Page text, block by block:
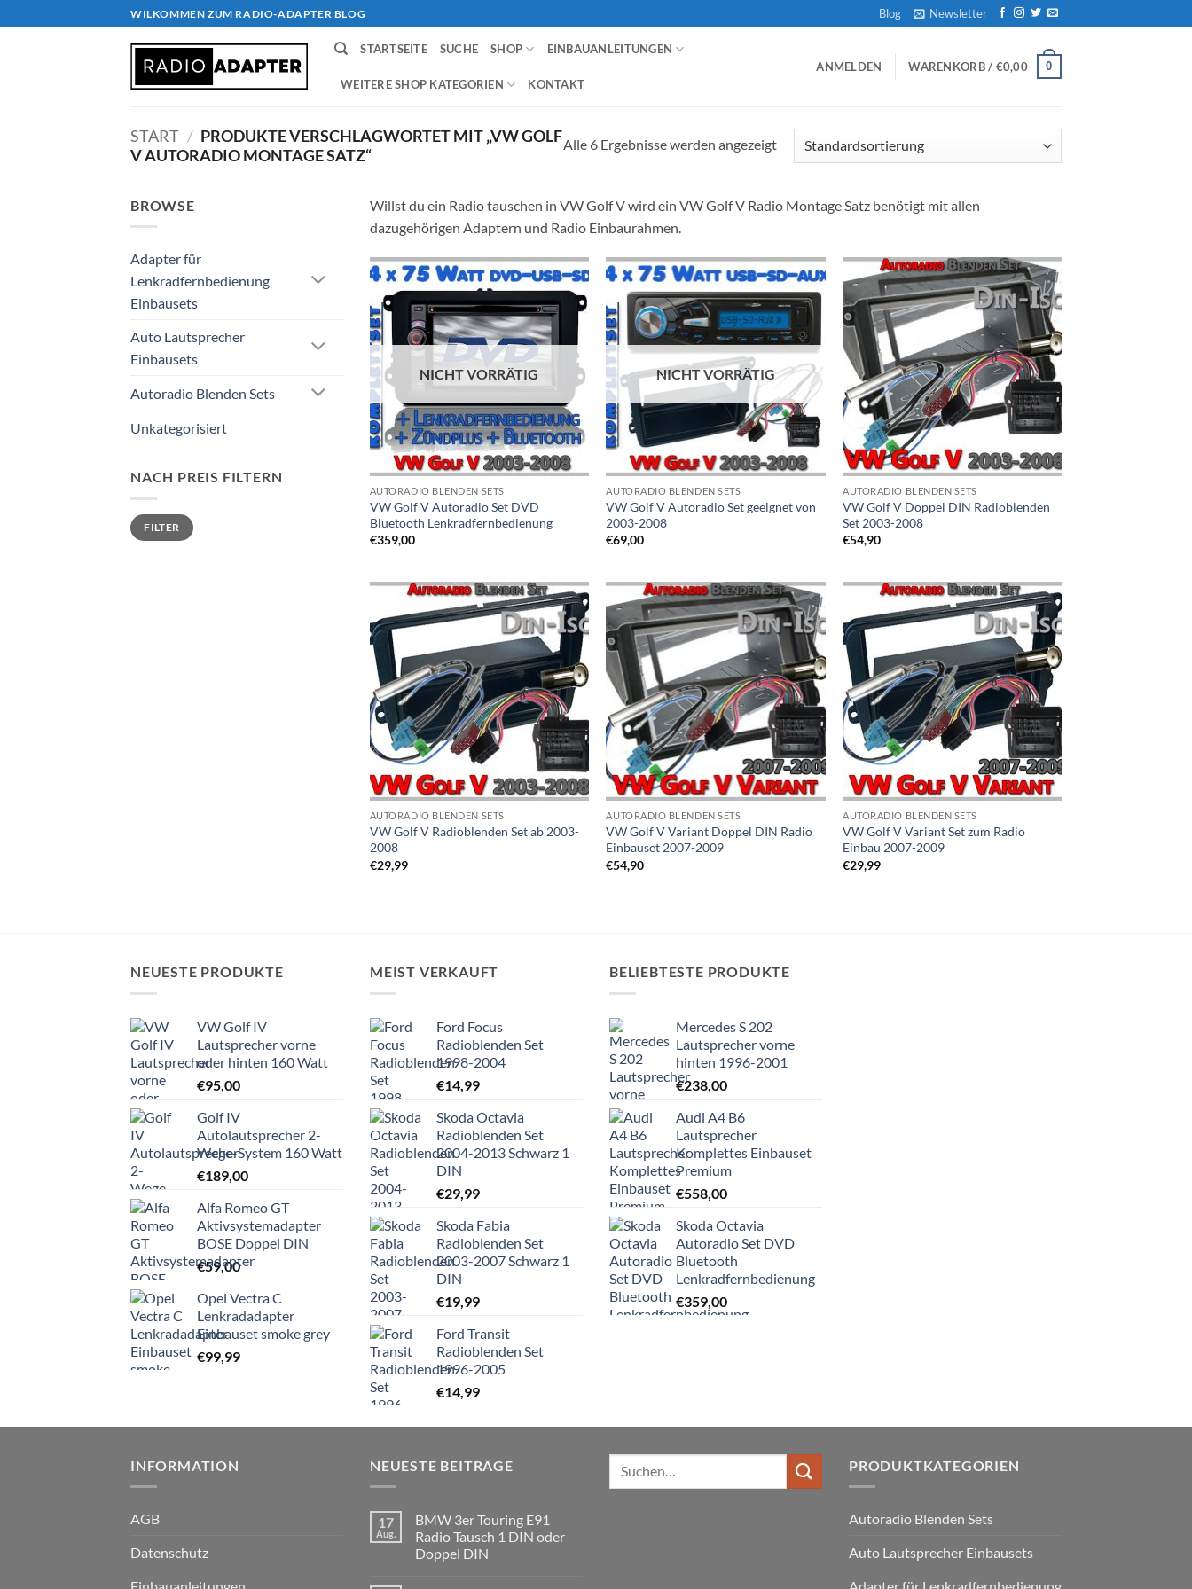
Inhalt
WILKOMMEN ZUM RADIO-ADAPTER BLOG Blog Newsletter
STARTSEITE SUCHE SHOP EINBAUANLEITUNGEN
WEITERE SHOP KATEGORIEN KONTAKT
ANMELDEN WARENKORB / €0,00 0
START / PRODUKTE VERSCHLAGWORTET MIT „VW GOLF
V AUTORADIO MONTAGE SATZ“
Alle 6 Ergebnisse werden angezeigt
BROWSE
Adapter für
Lenkradfernbedienung
Einbausets
Auto Lautsprecher
Einbausets
Autoradio Blenden Sets
Unkategorisiert
NACH PREIS FILTERN
Min.
Preis
Max.
PreisFILTER
Willst du ein Radio tauschen in VW Golf V wird ein VW Golf V Radio Montage Satz benötigt mit allen
dazugehörigen Adaptern und Radio Einbaurahmen.
Zu
Wunschliste
hinzufügen
NICHT VORRÄTIG
AUTORADIO BLENDEN SETS
VW Golf V Autoradio Set DVD
Bluetooth Lenkradfernbedienung
€359,00
Zu
Wunschliste
hinzufügen
NICHT VORRÄTIG
AUTORADIO BLENDEN SETS
VW Golf V Autoradio Set geeignet von
2003-2008
€69,00
Zu
Wunschliste
hinzufügen
AUTORADIO BLENDEN SETS
VW Golf V Doppel DIN Radioblenden
Set 2003-2008
€54,90
Zu
Wunschliste
hinzufügen
AUTORADIO BLENDEN SETS
VW Golf V Radioblenden Set ab 2003-
2008
€29,99
Zu
Wunschliste
hinzufügen
AUTORADIO BLENDEN SETS
VW Golf V Variant Doppel DIN Radio
Einbauset 2007-2009
€54,90
Zu
Wunschliste
hinzufügen
AUTORADIO BLENDEN SETS
VW Golf V Variant Set zum Radio
Einbau 2007-2009
€29,99
NEUESTE PRODUKTE
VW Golf IV
Lautsprecher vorne
oder hinten 160 Watt
€95,00
Golf IV
Autolautsprecher 2-
Wege-System 160 Watt
€189,00
Alfa Romeo GT
Aktivsystemadapter
BOSE Doppel DIN
€59,00
Opel Vectra C
Lenkradadapter
Einbauset smoke grey
€99,99
MEIST VERKAUFT
Ford Focus
Radioblenden Set
1998-2004
€14,99
Skoda Octavia
Radioblenden Set
2004-2013 Schwarz 1
DIN
€29,99
Skoda Fabia
Radioblenden Set
2003-2007 Schwarz 1
DIN
€19,99
Ford Transit
Radioblenden Set
1996-2005
€14,99
BELIEBTESTE PRODUKTE
Mercedes S 202
Lautsprecher vorne
hinten 1996-2001
€238,00
Audi A4 B6
Lautsprecher
Komplettes Einbauset
Premium
€558,00
Skoda Octavia
Autoradio Set DVD
Bluetooth
Lenkradfernbedienung
€359,00
INFORMATION
AGB
Datenschutz
NEUESTE BEITRÄGE
17
Aug.
BMW 3er Touring E91
Radio Tausch 1 DIN oder
Doppel DIN
Suchen
PRODUKTKATEGORIEN
Autoradio Blenden Sets
Auto Lautsprecher Einbausets